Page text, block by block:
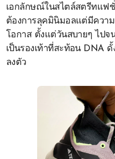
เอกลักษณ์ในสไตล์สตรีทแฟ
ต้องการลุคมินิมอลแต่มีความ
โอกาส ตั้งแต่วันสบายๆ ไปจ
เป็นรองเท้าที่สะท้อน DNA
ลงตัว